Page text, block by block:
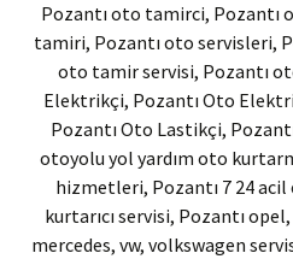
Pozantı oto tamirci, Pozantı
tamiri, Pozantı oto servisleri,
oto tamir servisi, Pozantı
Elektrikçi, Pozantı Oto
Pozantı Oto Lastikçi,
otoyolu yol yardım oto
hizmetleri, Pozantı 7 24
kurtarıcı servisi, Pozantı
mercedes, vw, volkswagen